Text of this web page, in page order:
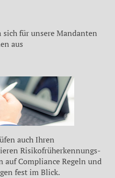
für unsere Mandanten
aus
auch Ihren
Risikofrüherkennungs-
auf Compliance Regeln und
fest im Blick.